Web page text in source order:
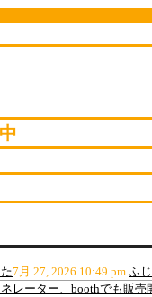
7月 27, 2026 10:49 pm ふ
レーター、boothでも販売